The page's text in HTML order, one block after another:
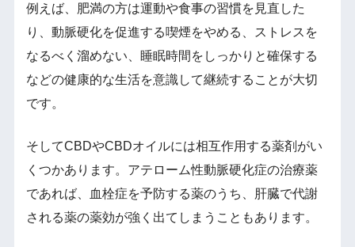
例えば、肥満の方は運動や食事の習慣を見直した
り、動脈硬化を促進する喫煙をやめる、ストレスを
なるべく溜めない、睡眠時間をしっかりと確保する
などの健康的な生活を意識して継続することが大切
です。
そしてCBDやCBDオイルには相互作用する薬剤がい
くつかあります。アテローム性動脈硬化症の治療薬
であれば、血栓症を予防する薬のうち、肝臓で代謝
される薬の薬効が強く出てしまうこともあります。